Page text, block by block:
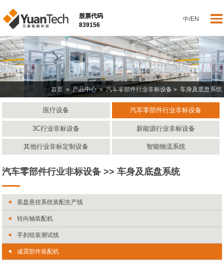
股票代码
839156
中/EN
首页»产品中心»汽车零部件行业非标设备» 车身及底盘系统
医疗设备 汽车零部件行业非标设备
3C行业非标设备 新能源行业非标设备
其他行业非标定制设备 智能物流系统
汽车零部件行业非标设备 >> 车身及底盘系统
底盘悬挂系统装配生产线
转向轴装配机
手刹组装测试线
减震部件装配机